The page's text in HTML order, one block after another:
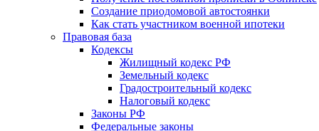
Создание приодомовой автостоянки
Как стать участником военной ипотеки
Правовая база
Кодексы
Жилищный кодекс РФ
Земельный кодекс
Градостроительный кодекс
Налоговый кодекс
Законы РФ
Федеральные законы